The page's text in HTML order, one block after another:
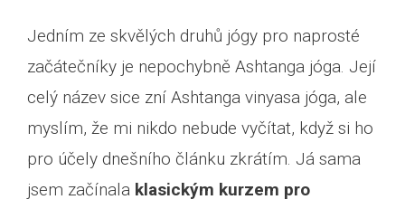
Jedním ze skvělých druhů jógy pro naprosté
začátečníky je nepochybně Ashtanga jóga. Její
celý název sice zní Ashtanga vinyasa jóga, ale
myslím, že mi nikdo nebude vyčítat, když si ho
pro účely dnešního článku zkrátím. Já sama
jsem začínala klasickým kurzem pro